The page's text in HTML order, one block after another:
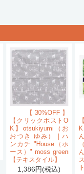
【30%OFF】
【クリックポストO
K】otsukiyumi（お
おつき ゆみ）｜ハ
ンカチ "House（ホ
ース）" moss green
【テキスタイル】
1,386円(税込)